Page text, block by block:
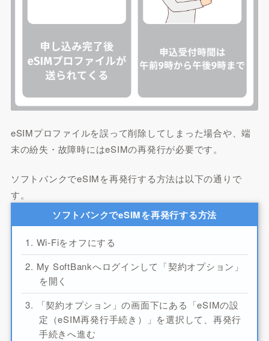
eSIMプロファイルを誤って削除してしまった場合や、端
末の紛失・故障時にはeSIMの再発行が必要です。
ソフトバンクでeSIMを再発行する方法は以下の通りで
す。
ソフトバンクでeSIMを再発行する方法
Wi-Fiをオフにする
My SoftBankへログインして「契約オプション」
を開く
「契約オプション」の画面下にある「eSIMの設
定（eSIM再発行手続き）」を選択して、再発行
手続きへ進む